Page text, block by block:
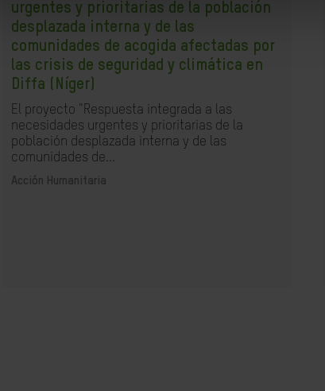
urgentes y prioritarias de la población
desplazada interna y de las
comunidades de acogida afectadas por
las crisis de seguridad y climática en
Diffa (Níger)
El proyecto "Respuesta integrada a las
necesidades urgentes y prioritarias de la
población desplazada interna y de las
comunidades de...
Acción Humanitaria